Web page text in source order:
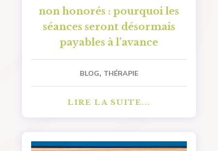
non honorés : pourquoi les
séances seront désormais
payables à l’avance
BLOG, THÉRAPIE
LIRE LA SUITE...